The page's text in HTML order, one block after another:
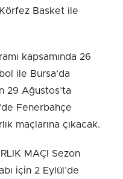
Basket ile
kapsamında 26
ile Bursa’da
29 Ağustos’ta
Fenerbahçe
maçlarına çıkacak.
MAÇI Sezon
için 2 Eylül’de